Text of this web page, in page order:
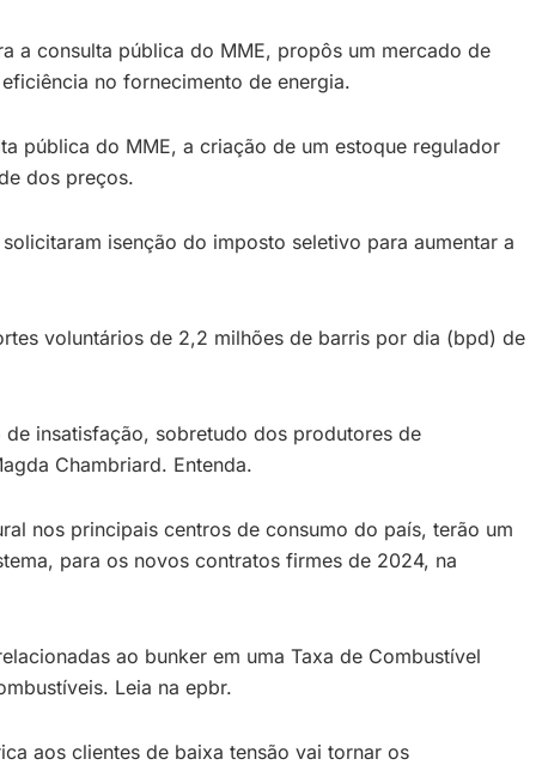
a consulta pública do MME, propôs um mercado de
no fornecimento de energia.
pública do MME, a criação de um estoque regulador
dos preços.
isenção do imposto seletivo para aumentar a
voluntários de 2,2 milhões de barris por dia (bpd) de
insatisfação, sobretudo dos produtores de
Chambriard. Entenda.
nos principais centros de consumo do país, terão um
para os novos contratos firmes de 2024, na
ao bunker em uma Taxa de Combustível
Leia na epbr.
aos clientes de baixa tensão vai tornar os